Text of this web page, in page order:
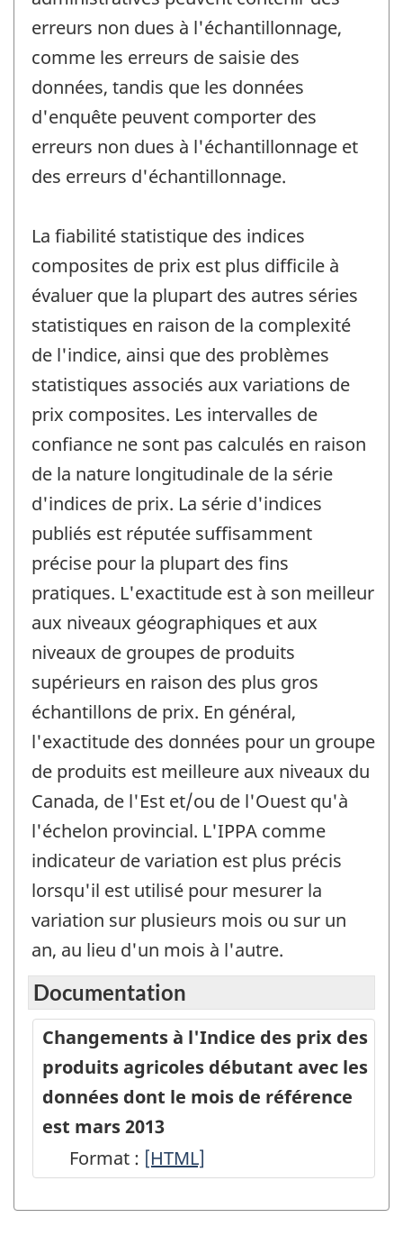
erreurs non dues à l'échantillonnage,
comme les erreurs de saisie des
données, tandis que les données
d'enquête peuvent comporter des
erreurs non dues à l'échantillonnage et
des erreurs d'échantillonnage.
La fiabilité statistique des indices
composites de prix est plus difficile à
évaluer que la plupart des autres séries
statistiques en raison de la complexité
de l'indice, ainsi que des problèmes
statistiques associés aux variations de
prix composites. Les intervalles de
confiance ne sont pas calculés en raison
de la nature longitudinale de la série
d'indices de prix. La série d'indices
publiés est réputée suffisamment
précise pour la plupart des fins
pratiques. L'exactitude est à son meilleur
aux niveaux géographiques et aux
niveaux de groupes de produits
supérieurs en raison des plus gros
échantillons de prix. En général,
l'exactitude des données pour un groupe
de produits est meilleure aux niveaux du
Canada, de l'Est et/ou de l'Ouest qu'à
l'échelon provincial. L'IPPA comme
indicateur de variation est plus précis
lorsqu'il est utilisé pour mesurer la
variation sur plusieurs mois ou sur un
an, au lieu d'un mois à l'autre.
Documentation
Changements à l'Indice des prix des
produits agricoles débutant avec les
données dont le mois de référence
est mars 2013
Format : Changements
l'Indice
[HTML]